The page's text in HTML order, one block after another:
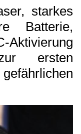
starkes
Batterie,
Aktivierung
ersten